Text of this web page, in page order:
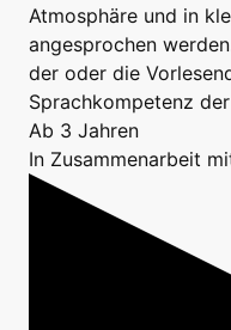
Atmosphäre und in
angesprochen
der oder die
Sprachkompetenz
Ab 3 Jahren
In Zusammenarbeit